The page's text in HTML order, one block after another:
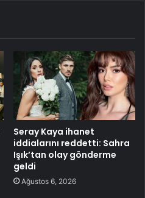
Seray Kaya ihanet
iddialarını reddetti: Sahra
Işık’tan olay gönderme
geldi
Ağustos 6, 2026